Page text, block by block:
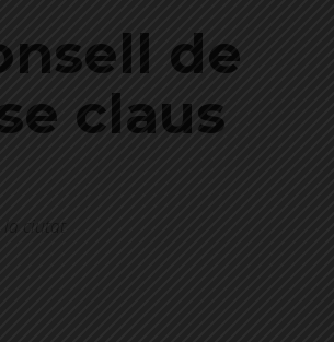
de
claus
la ciutat